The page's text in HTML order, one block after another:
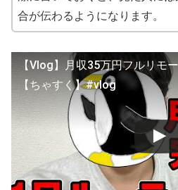
合が伝わるようになります。
【Vlog】月収35万円フルリモ
【ちゃすく】#vlog